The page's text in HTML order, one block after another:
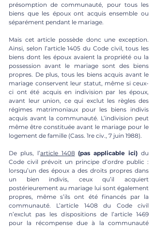
présomption de communauté, pour tous les
biens que les époux ont acquis ensemble ou
séparément pendant le mariage.
Mais cet article possède donc une exception.
Ainsi, selon l’article 1405 du Code civil, tous les
biens dont les époux avaient la propriété ou la
possession avant le mariage sont des biens
propres. De plus, tous les biens acquis avant le
mariage conservent leur statut, même si ceux-
ci ont été acquis en indivision par les époux,
avant leur union, ce qui exclut les règles des
régimes matrimoniaux pour les biens indivis
acquis avant la communauté. L’indivision peut
même être constituée avant le mariage pour le
logement de famille (Cass. 1re civ., 7 juin 1988).
De plus, l’article 1408 (pas applicable ici) du
Code civil prévoit un principe d’ordre public :
lorsqu’un des époux a des droits propres dans
un bien indivis, ceux qu’il acquiert
postérieurement au mariage lui sont également
propres, même s’ils ont été financés par la
communauté. L’article 1408 du Code civil
n’exclut pas les dispositions de l’article 1469
pour la récompense due à la communauté